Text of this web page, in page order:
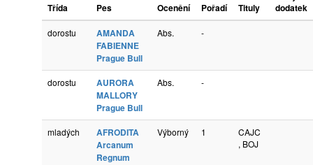
Třída Pes Ocenění Pořadí Tituly
dodatek
dorostu
AMANDA
FABIENNE
Prague Bull
Abs. -
dorostu
AURORA
MALLORY
Prague Bull
Abs. -
mladých
AFRODITA
Arcanum
Regnum
Výborný 1
CAJC
, BOJ